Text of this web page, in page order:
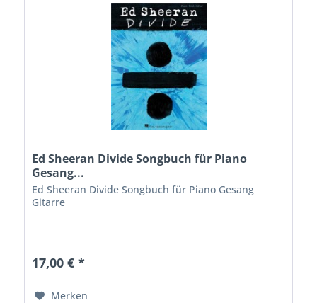
Ed Sheeran Divide Songbuch für Piano
Gesang...
Ed Sheeran Divide Songbuch für Piano Gesang
Gitarre
17,00 € *
Merken